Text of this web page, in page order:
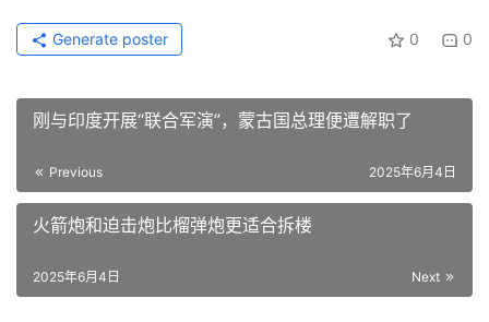
0 0
Generate poster
刚与印度开展“联合军演”，蒙古国总理便遭解职了
Previous 2025年6月4日
火箭炮和迫击炮比榴弹炮更适合拆楼
Next
2025年6月4日